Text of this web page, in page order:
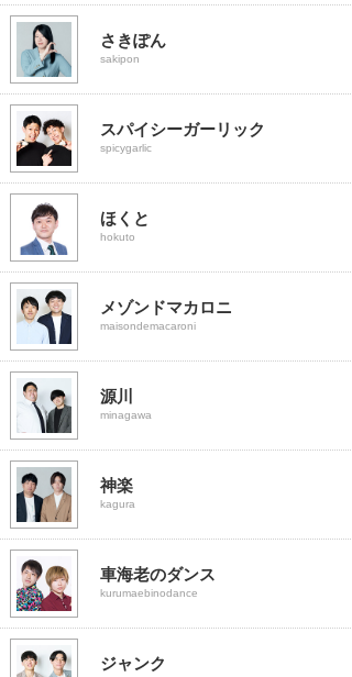
さきぽん
sakipon
スパイシーガーリック
spicygarlic
ほくと
hokuto
メゾンドマカロニ
maisondemacaroni
源川
minagawa
神楽
kagura
車海老のダンス
kurumaebinodance
ジャンク